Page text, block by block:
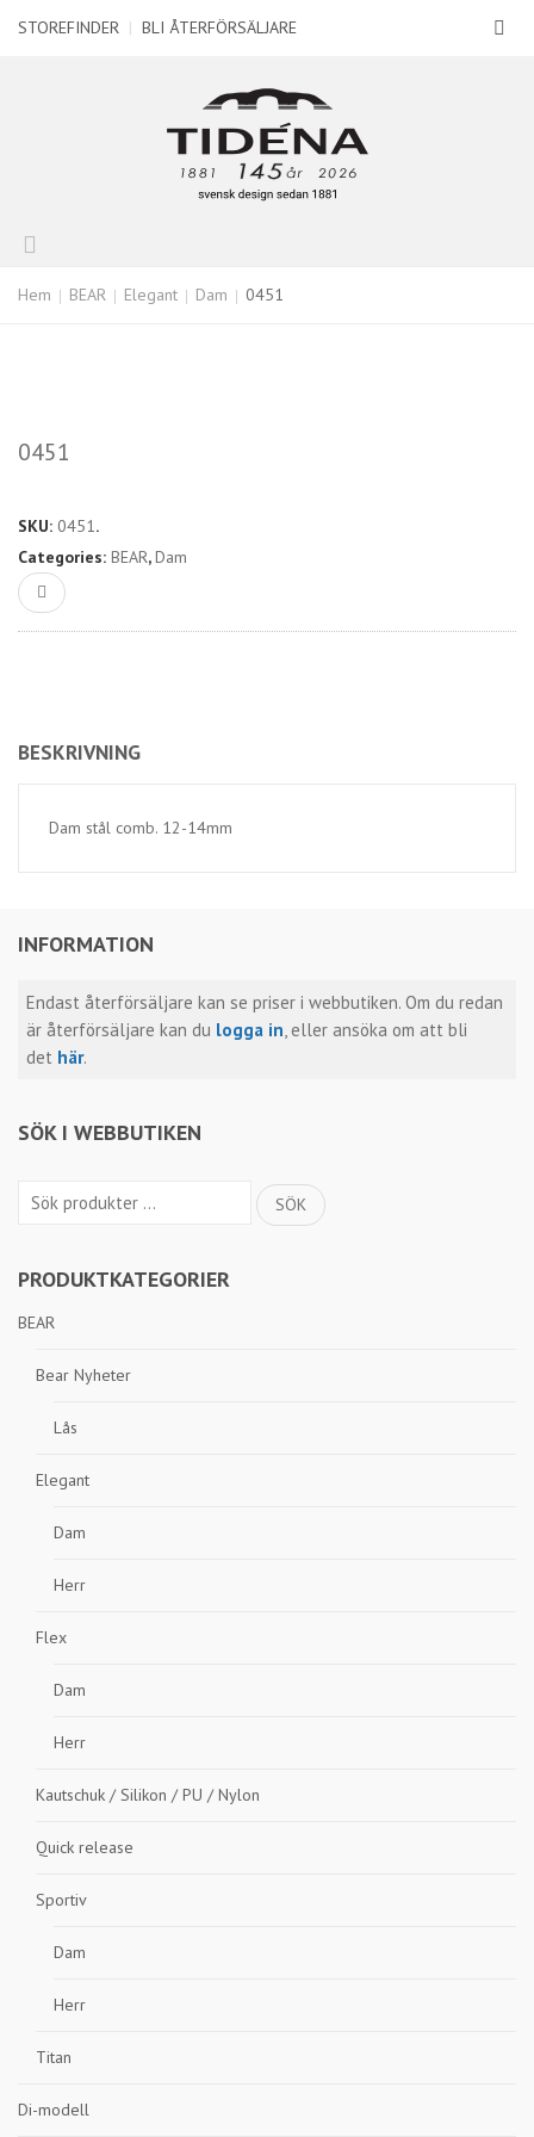
STOREFINDER | BLI ÅTERFÖRSÄLJARE
Hem BEAR Elegant Dam 0451
INFORMATION
Endast återförsäljare kan se priser i webbutiken. Om du redan
är återförsäljare kan du logga in, eller ansöka om att bli
det här.
SÖK I WEBBUTIKEN
Sök
SÖK
PRODUKTKATEGORIER
BEAR
Bear Nyheter
Lås
Elegant
Dam
Herr
Flex
Dam
Herr
Kautschuk / Silikon / PU / Nylon
Quick release
Sportiv
Dam
Herr
Titan
Di-modell
0451
SKU: 0451.
Categories: BEAR,Dam
BESKRIVNING
Dam stål comb. 12-14mm